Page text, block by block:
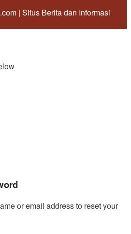
| Situs Berita dan Informasi
or email address to reset your